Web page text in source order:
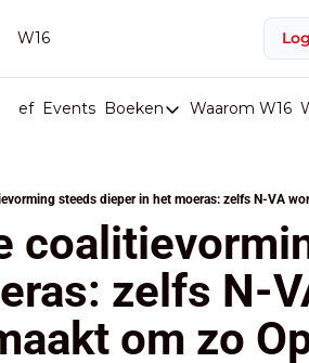
W16
Events Boeken
Boeken
Boeken
Stop de Persen
Het Merk België
De Doodgravers
Waarom W16
zelfs N-
om zo